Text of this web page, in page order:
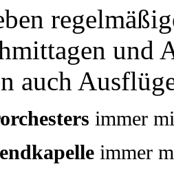
und
auch
immer
immer